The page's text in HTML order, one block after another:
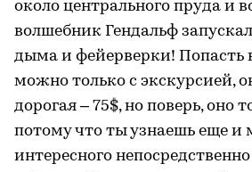
около центрального пруда и
волшебник Гендальф
дыма и фейерверки! Попасть
можно только с экскурсией,
дорогая – 75$, но поверь, оно
потому что ты узнаешь еще и
интересного